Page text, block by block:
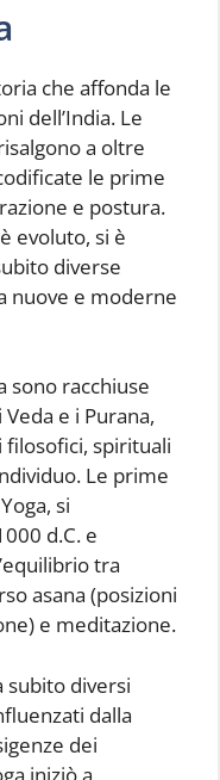
che affonda le
dell’India. Le
a oltre
le prime
e postura.
evoluto, si è
diverse
nuove e moderne
sono racchiuse
e i Purana,
spirituali
Le prime
si
d.C. e
tra
asana (posizioni
e meditazione.
subito diversi
dalla
dei
iniziò a